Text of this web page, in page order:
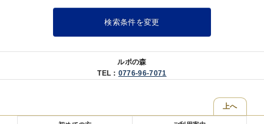
佃煮/漬物/焼き魚 あしらい2種/福井産コシヒカリ/味噌汁
バイキング形式でお楽しみいただけます。
※メニューは季節や仕入れにより内容が変わります。
豊富な湯量の天然温泉をお楽しみください
検索条件を変更
ルポの森
TEL： 0776-96-7071
上へ